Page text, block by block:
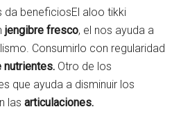
da beneficiosEl aloo tikki
jengibre fresco, el nos ayuda a
Consumirlo con regularidad
nutrientes. Otro de los
que ayuda a disminuir los
las articulaciones.